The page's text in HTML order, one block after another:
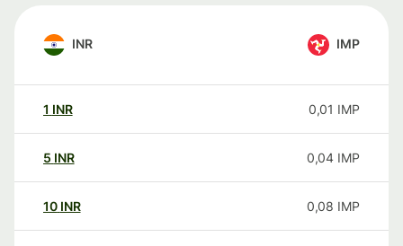
INR IMP
1 INR 0,01 IMP
5 INR 0,04 IMP
10 INR 0,08 IMP